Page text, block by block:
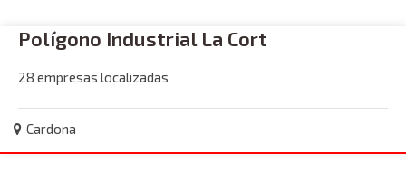
Polígono Industrial La Cort
28 empresas localizadas
Cardona